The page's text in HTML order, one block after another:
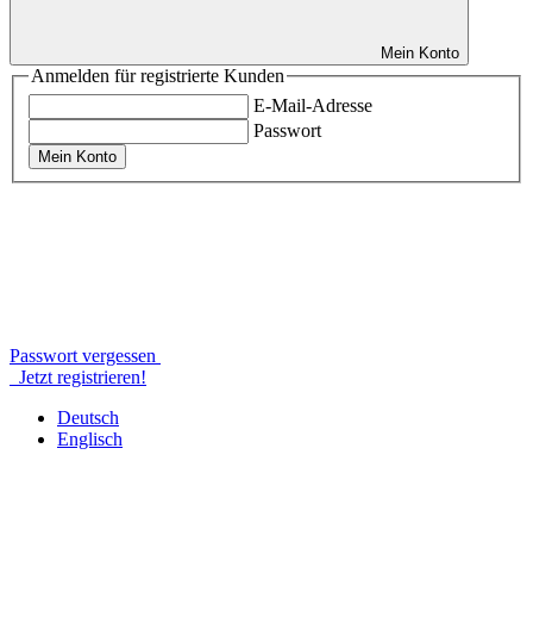
Mein Konto
Anmelden für registrierte Kunden
E-Mail-Adresse
Passwort
Mein Konto
Passwort vergessen
Jetzt registrieren!
Deutsch
Englisch